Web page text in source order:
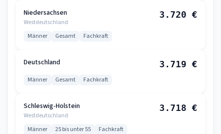
Niedersachsen
Westdeutschland
3.720 €
Männer Gesamt Fachkraft
Deutschland 3.719 €
Männer Gesamt Fachkraft
Schleswig-Holstein
Westdeutschland
3.718 €
Männer 25 bis unter 55 Fachkraft